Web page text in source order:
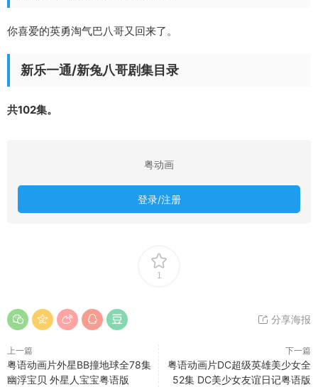
你喜爱的英勇淘气巴八哥又回来了。
新乐一通/新兔八哥剧集目录
共102集。
粤动画
登录/注册
1
分享海报
上一篇
粤语动画片外星BB撞地球全78集
幽浮宝贝 外星人宝宝粤语版
下一篇
粤语动画片DC超级英雄美少女全
52集 DC美少女友谊日记粤语版